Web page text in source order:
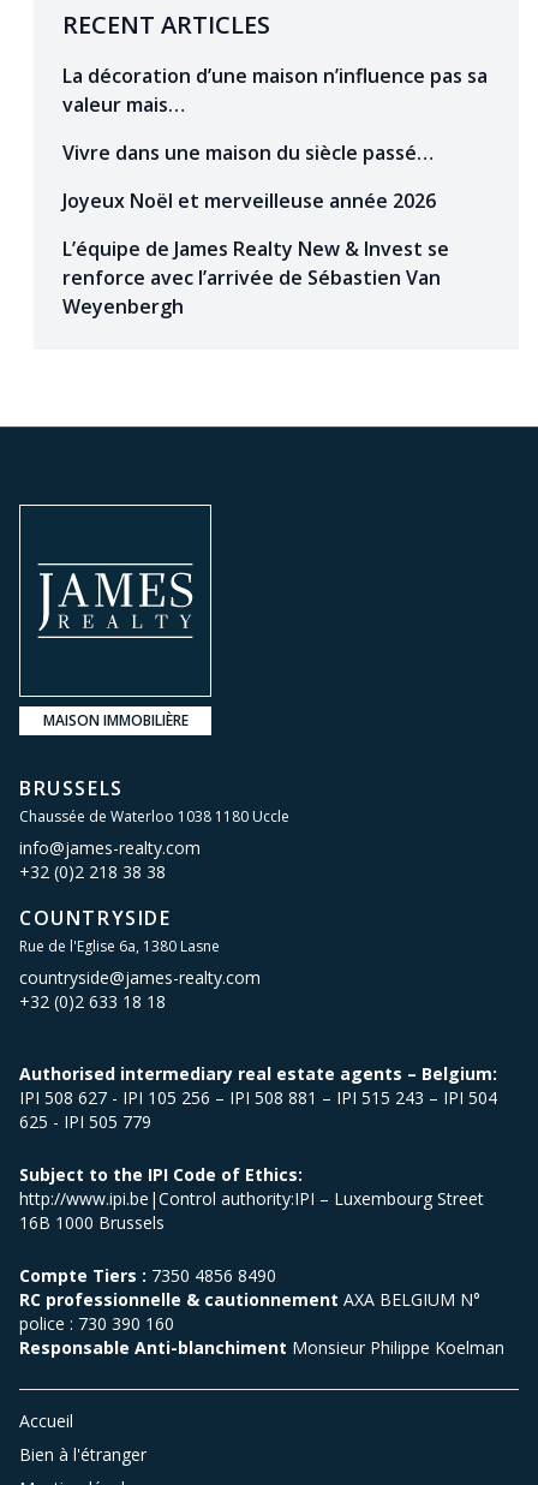
RECENT ARTICLES
La décoration d’une maison n’influence pas sa
valeur mais…
Vivre dans une maison du siècle passé…
Joyeux Noël et merveilleuse année 2026
L’équipe de James Realty New & Invest se
renforce avec l’arrivée de Sébastien Van
Weyenbergh
MAISON IMMOBILIÈRE
BRUSSELS
Chaussée de Waterloo 1038 1180 Uccle
info@james-realty.com
+32 (0)2 218 38 38
COUNTRYSIDE
Rue de l'Eglise 6a, 1380 Lasne
countryside@james-realty.com
+32 (0)2 633 18 18
Authorised intermediary real estate agents – Belgium:
IPI 508 627 - IPI 105 256 – IPI 508 881 – IPI 515 243 – IPI 504
625 - IPI 505 779
Subject to the IPI Code of Ethics:
http://www.ipi.be|Control authority:IPI – Luxembourg Street
16B 1000 Brussels
Compte Tiers : 7350 4856 8490
RC professionnelle & cautionnement AXA BELGIUM N°
police : 730 390 160
Responsable Anti-blanchiment Monsieur Philippe Koelman
Accueil
Bien à l'étranger